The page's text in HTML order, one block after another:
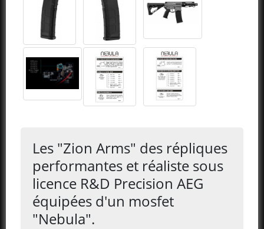
Les "Zion Arms" des répliques
performantes et réaliste sous
licence R&D Precision AEG
équipées d'un mosfet
"Nebula".